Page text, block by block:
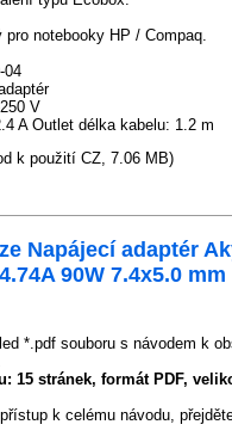
pro notebooky HP / Compaq.
04
V
A Outlet délka kabelu: 1.2 m
k použití CZ, 7.06 MB)
Napájecí adaptér
90W 7.4x5.0
*.pdf souboru s návodem k
15 stránek, formát PDF,
k celému návodu,